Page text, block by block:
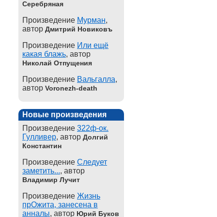
Серебряная
Произведение Мурман,
автор Дмитрий Новиковъ
Произведение Или ещё
какая блажь, автор
Николай Отпущения
Произведение Вальгалла,
автор Voronezh-death
Новые произведения
Произведение 322ф-ок.
Гулливер, автор Долгий
Константин
Произведение Следует
заметить..., автор
Владимир Лучит
Произведение Жизнь
прОжита, занесена в
анналы, автор Юрий Буков